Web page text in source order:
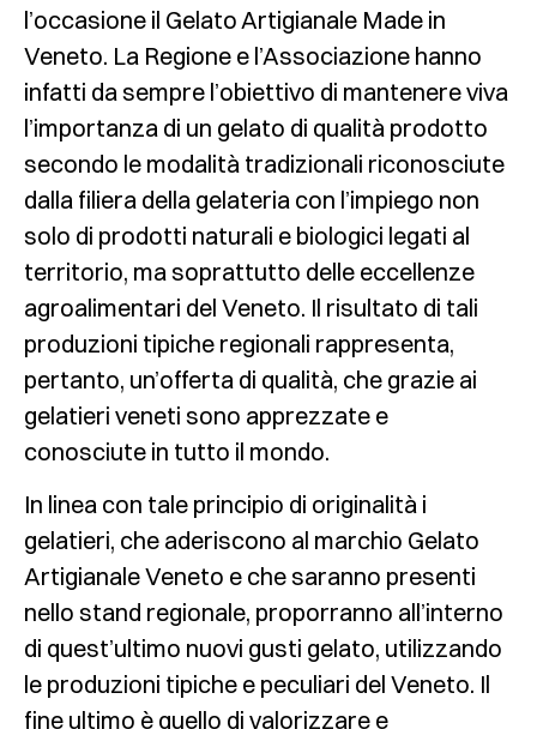
l’occasione il Gelato Artigianale Made in
Veneto. La Regione e l’Associazione hanno
infatti da sempre l’obiettivo di mantenere viva
l’importanza di un gelato di qualità prodotto
secondo le modalità tradizionali riconosciute
dalla filiera della gelateria con l’impiego non
solo di prodotti naturali e biologici legati al
territorio, ma soprattutto delle eccellenze
agroalimentari del Veneto. Il risultato di tali
produzioni tipiche regionali rappresenta,
pertanto, un’offerta di qualità, che grazie ai
gelatieri veneti sono apprezzate e
conosciute in tutto il mondo.
In linea con tale principio di originalità i
gelatieri, che aderiscono al marchio Gelato
Artigianale Veneto e che saranno presenti
nello stand regionale, proporranno all’interno
di quest’ultimo nuovi gusti gelato, utilizzando
le produzioni tipiche e peculiari del Veneto. Il
fine ultimo è quello di valorizzare e